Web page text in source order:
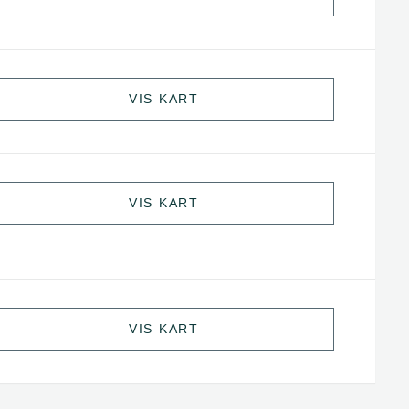
VIS KART
VIS KART
VIS KART